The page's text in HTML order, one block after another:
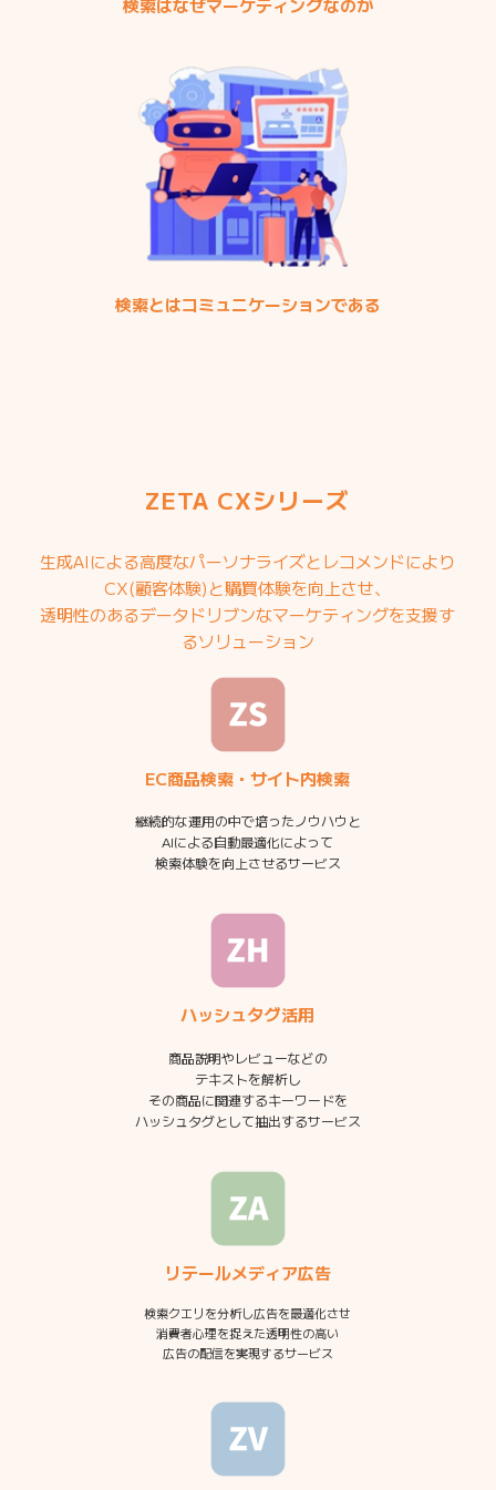
検索はなぜマーケティングなのか
検索とはコミュニケーションである
ZETA CXシリーズ
生成AIによる高度なパーソナライズとレコメンドにより
CX(顧客体験)と購買体験を向上させ、
透明性のあるデータドリブンなマーケティングを支援す
るソリューション
EC商品検索・サイト内検索
継続的な運用の中で培ったノウハウと
AIによる自動最適化によって
検索体験を向上させるサービス
ハッシュタグ活用
商品説明やレビューなどの
テキストを解析し
その商品に関連するキーワードを
ハッシュタグとして抽出するサービス
リテールメディア広告
検索クエリを分析し広告を最適化させ
消費者心理を捉えた透明性の高い
広告の配信を実現するサービス